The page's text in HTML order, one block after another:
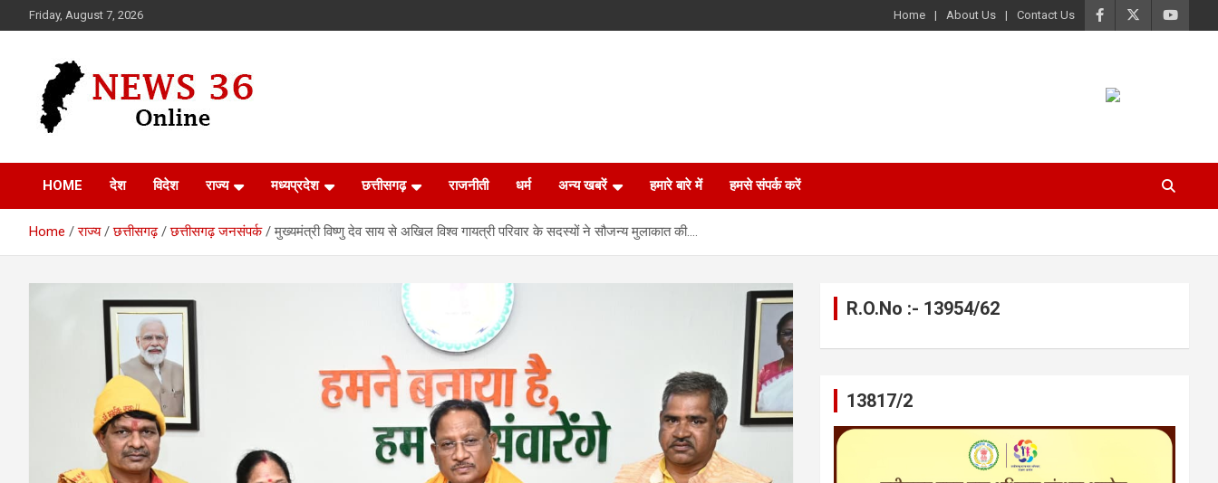
to
Friday, August 7, 2026 Home About Us Contact Us
News 36
HOME देश विदेश राज्य मध्यप्रदेश छत्तीसगढ़ राजनीती धर्म अन्य खबरें हमारे बारे में हमसे संपर्क करें
Home राज्य छत्तीसगढ़ छत्तीसगढ़ जनसंपर्क मुख्यमंत्री विष्णु देव साय से अखिल विश्व गायत्री परिवार के सदस्यों ने सौजन्य मुलाकात की….
R.O.No :- 13954/62
13817/2